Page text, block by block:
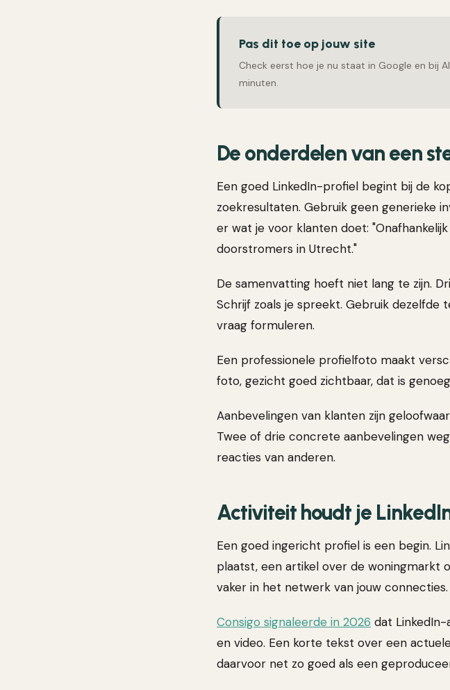
Pas dit toe op jouw site
Check eerst hoe je nu staat in Google en bij
minuten.
De onderdelen van een
Een goed LinkedIn-profiel begint bij de
zoekresultaten. Gebruik geen generieke
er wat je voor klanten doet:
doorstromers in Utrecht."
De samenvatting hoeft niet lang te zijn.
Schrijf zoals je spreekt. Gebruik dezelfde
vraag formuleren.
Een professionele profielfoto maakt
foto, gezicht goed zichtbaar, dat is
Aanbevelingen van klanten zijn
Twee of drie concrete aanbevelingen
reacties van anderen.
Activiteit houdt je
Een goed ingericht profiel is een begin.
plaatst, een artikel over de woningmarkt
vaker in het netwerk van jouw connecties.
Consigo signaleerde in 2026 dat
en video. Een korte tekst over een
daarvoor net zo goed als een